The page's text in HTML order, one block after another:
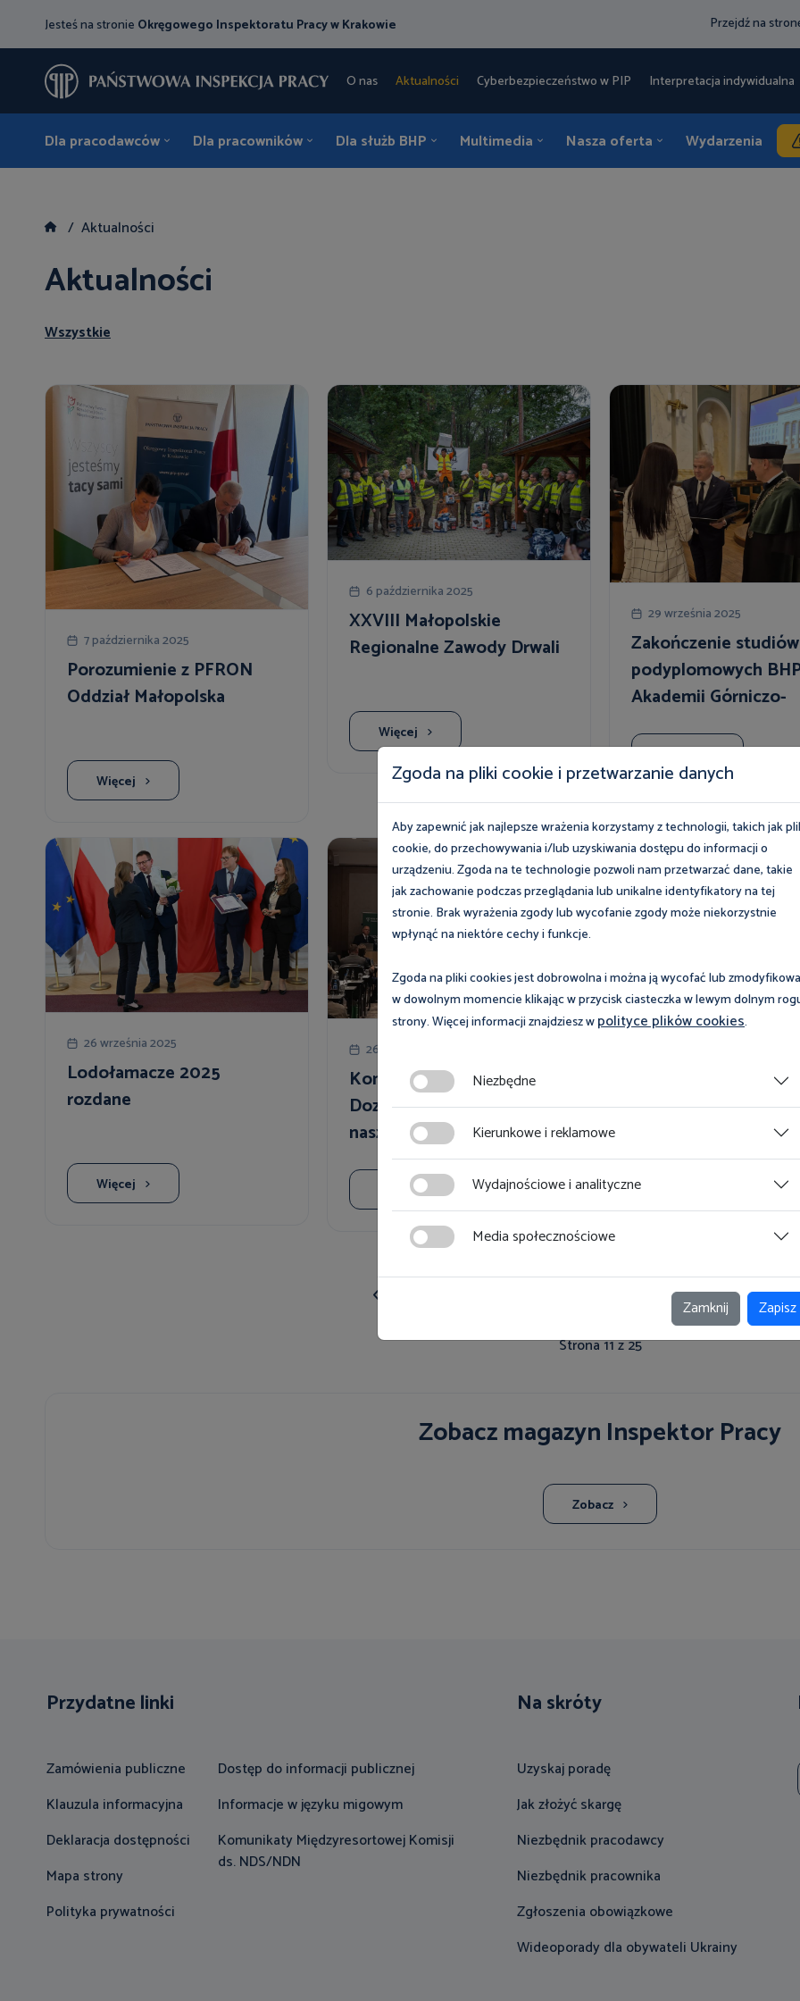
Jesteś na stronie Okręgowego Inspektoratu Pracy w Krakowie Przejdź na
O nas Aktualności Cyberbezpieczeństwo w PIP Interpretacja indywidualna
Dla pracodawców Dla pracowników Dla służb BHP Multimedia Nasza oferta Wydarzenia
Aktualności
Aktualności
Wszystkie
7 października 2025
Porozumienie z PFRON
Oddział Małopolska
Więcej
6 października 2025
XXVIII Małopolskie
Regionalne Zawody Drwali
Więcej
29 września 2025
Zakończenie studiów
podyplomowych
Akademii Górniczo-
26 września 2025
Lodołamacze 2025
rozdane
Więcej
26 września 2025
Konferencja Urzędu
Dozoru Technicznego pod
naszym patronatem
Więcej
Informacja dotycząca
udzielania porad
w Oddziale w
13 14 15
Strona 11 z 25
Zobacz magazyn Inspektor Pracy
Zobacz
Przydatne linki
Zamówienia publiczne
Klauzula informacyjna
Deklaracja dostępności
Mapa strony
Polityka prywatności
Dostęp do informacji publicznej
Informacje w języku migowym
Komunikaty Międzyresortowej Komisji
ds. NDS/NDN
Na skróty
Uzyskaj poradę
Jak złożyć skargę
Niezbędnik pracodawcy
Niezbędnik pracownika
Zgłoszenia obowiązkowe
Wideoporady dla obywateli Ukrainy
Zgoda na pliki cookie i przetwarzanie danych
Aby zapewnić jak najlepsze wrażenia korzystamy z technologii, takich jak
cookie, do przechowywania i/lub uzyskiwania dostępu do informacji o
urządzeniu. Zgoda na te technologie pozwoli nam przetwarzać dane, takie
jak zachowanie podczas przeglądania lub unikalne identyfikatory na tej
stronie. Brak wyrażenia zgody lub wycofanie zgody może niekorzystnie
wpłynąć na niektóre cechy i funkcje.
Zgoda na pliki cookies jest dobrowolna i można ją wycofać lub
w dowolnym momencie klikając w przycisk ciasteczka w lewym dolnym
strony. Więcej informacji znajdziesz wpolityce plików cookies.
Niezbędne
Kierunkowe i reklamowe
Wydajnościowe i analityczne
Media społecznościowe
Zamknij Zapisz